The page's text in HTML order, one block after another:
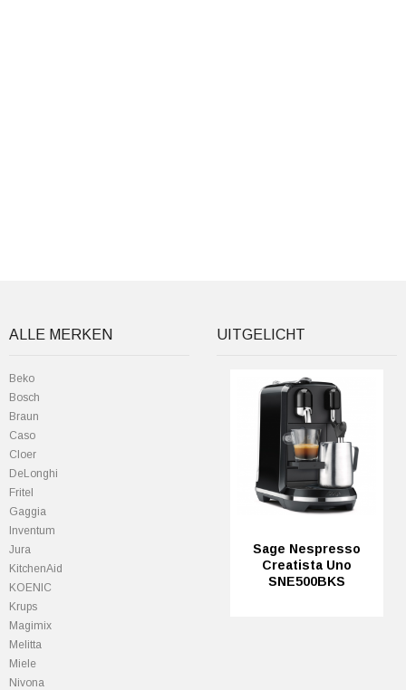
ALLE MERKEN
Beko
Bosch
Braun
Caso
Cloer
DeLonghi
Fritel
Gaggia
Inventum
Jura
KitchenAid
KOENIC
Krups
Magimix
Melitta
Miele
Nivona
UITGELICHT
Sage Nespresso
Creatista Uno
SNE500BKS